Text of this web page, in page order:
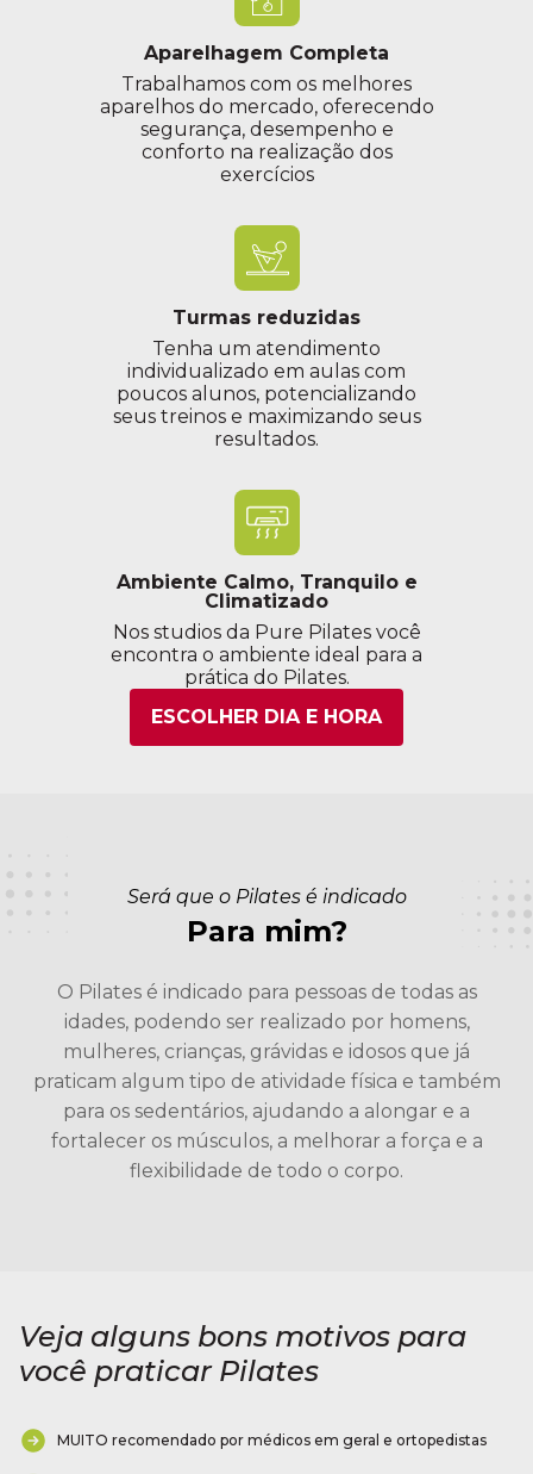
Aparelhagem Completa
Trabalhamos com os melhores
aparelhos do mercado, oferecendo
segurança, desempenho e
conforto na realização dos
exercícios
Turmas reduzidas
Tenha um atendimento
individualizado em aulas com
poucos alunos, potencializando
seus treinos e maximizando seus
resultados.
Ambiente Calmo, Tranquilo e
Climatizado
Nos studios da Pure Pilates você
encontra o ambiente ideal para a
prática do Pilates.
ESCOLHER DIA E HORA
Será que o Pilates é indicado
Para mim?
O Pilates é indicado para pessoas de todas as
idades, podendo ser realizado por homens,
mulheres, crianças, grávidas e idosos que já
praticam algum tipo de atividade física e também
para os sedentários, ajudando a alongar e a
fortalecer os músculos, a melhorar a força e a
flexibilidade de todo o corpo.
Veja alguns bons motivos para
você praticar Pilates
MUITO recomendado por médicos em geral e ortopedistas